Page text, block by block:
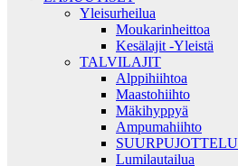
Yleisurheilua
Moukarinheittoa
Kesälajit -Yleistä
TALVILAJIT
Alppihiihtoa
Maastohiihto
Mäkihyppyä
Ampumahiihto
SUURPUJOTTELU
Lumilautailua